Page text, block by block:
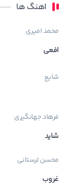
اهنگ ها
محمد امیری
افعی
شایع
فرهاد جهانگیری
شاید
محسن لرستانی
غروب